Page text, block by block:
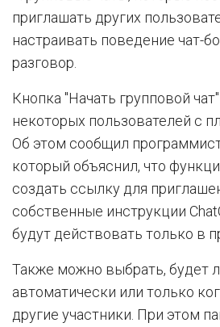
приглашать других
настраивать поведение чат-
разговор.
Кнопка "Начать групповой
некоторых пользователей с
Об этом сообщил
который объяснил, что
создать ссылку для
собственные инструкции
будут действовать только в
Также можно выбрать, будет
автоматически или только
другие участники. При этом